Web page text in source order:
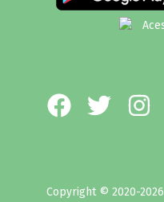
Copyright © 2020-2026